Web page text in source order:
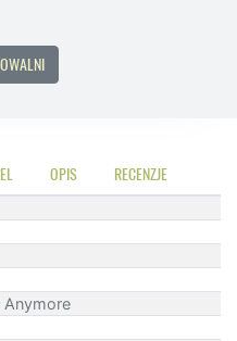
OPIS RECENZJE
Anymore